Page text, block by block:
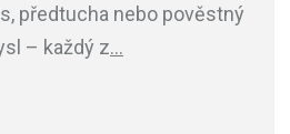
předtucha nebo pověstný
– každý z…